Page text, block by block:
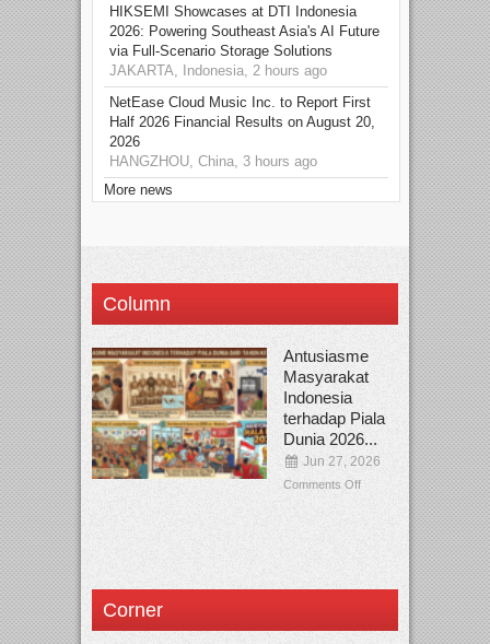
HIKSEMI Showcases at DTI Indonesia
2026: Powering Southeast Asia's AI Future
via Full‑Scenario Storage Solutions
JAKARTA, Indonesia, 2 hours ago
NetEase Cloud Music Inc. to Report First
Half 2026 Financial Results on August 20,
2026
HANGZHOU, China, 3 hours ago
More news
Column
Antusiasme
Masyarakat
Indonesia
terhadap Piala
Dunia 2026...
Jun 27, 2026
Comments Off
Corner